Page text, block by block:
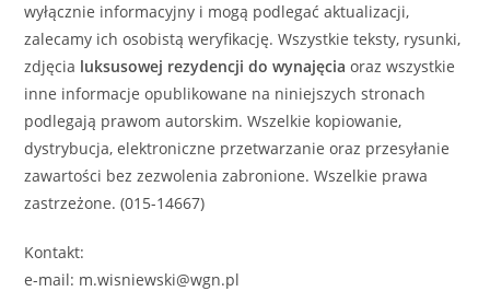
wyłącznie informacyjny i mogą podlegać aktualizacji,
zalecamy ich osobistą weryfikację. Wszystkie teksty, rysunki,
zdjęcia luksusowej rezydencji do wynajęcia oraz wszystkie
inne informacje opublikowane na niniejszych stronach
podlegają prawom autorskim. Wszelkie kopiowanie,
dystrybucja, elektroniczne przetwarzanie oraz przesyłanie
zawartości bez zezwolenia zabronione. Wszelkie prawa
zastrzeżone. (015-14667)
Kontakt:
e-mail: m.wisniewski@wgn.pl